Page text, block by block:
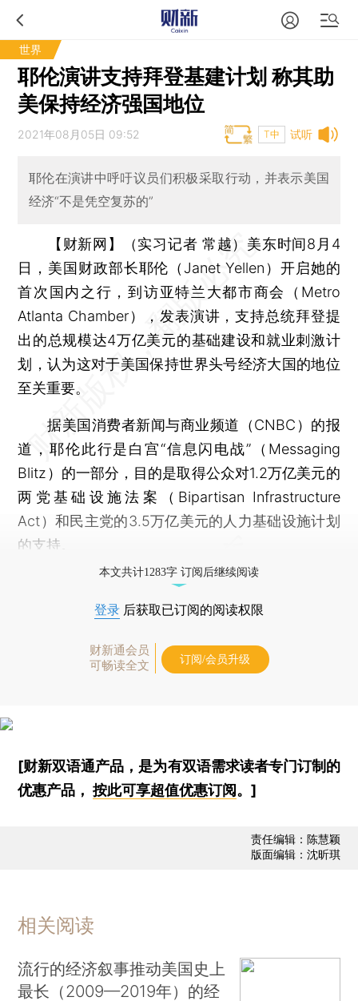
世界
耶伦演讲支持拜登基建计划 称其助
美保持经济强国地位
试听
2021年08月05日 09:52 T中
耶伦在演讲中呼吁议员们积极采取行动，并表示美国
经济“不是凭空复苏的”
【财新网】（实习记者 常越） 美东时间8月4
日，美国财政部长耶伦（Janet Yellen）开启她的
首次国内之行，到访亚特兰大都市商会（Metro
Atlanta Chamber），发表演讲，支持总统拜登提
出的总规模达4万亿美元的基础建设和就业刺激计
划，认为这对于美国保持世界头号经济大国的地位
至关重要。
据美国消费者新闻与商业频道（CNBC）的报
道，耶伦此行是白宫“信息闪电战”（Messaging
Blitz）的一部分，目的是取得公众对1.2万亿美元的
两党基础设施法案（Bipartisan Infrastructure
Act）和民主党的3.5万亿美元的人力基础设施计划
的支持。
本文共计1283字 订阅后继续阅读
登录 后获取已订阅的阅读权限
财新通会员
可畅读全文
订阅/会员升级
[财新双语通产品，是为有双语需求读者专门订制的
优惠产品，按此可享超值优惠订阅 。]
责任编辑：陈慧颖
版面编辑：沈昕琪
相关阅读
流行的经济叙事推动美国史上
最长（2009—2019年）的经